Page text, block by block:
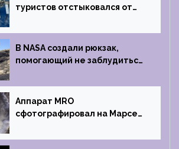
туристов отстыковался от
на Землю
В NASA создали рюкзак,
помогающий не заблудиться
Аппарат MRO
сфотографировал на Марсе
на отпечаток пальца